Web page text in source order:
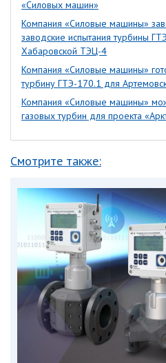
«Силовых машин»
Компания «Силовые машины»
заводские испытания турбины
Хабаровской ТЭЦ-4
Компания «Силовые машины»
турбину ГТЭ-170.1 для
Компания «Силовые машины»
газовых турбин для проекта
Смотрите также: